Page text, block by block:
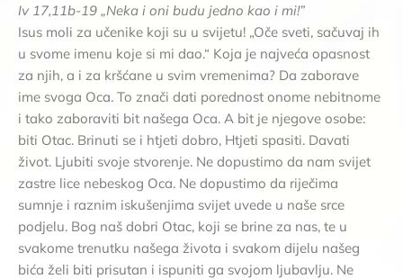
Iv 17,11b-19 „Neka i oni budu jedno kao i mi!”
Isus moli za učenike koji su u svijetu! „Oče sveti, sačuvaj ih
u svome imenu koje si mi dao.“ Koja je najveća opasnost
za njih, a i za kršćane u svim vremenima? Da zaborave
ime svoga Oca. To znači dati porednost onome nebitnome
i tako zaboraviti bit našega Oca. A bit je njegove osobe:
biti Otac. Brinuti se i htjeti dobro, Htjeti spasiti. Davati
život. Ljubiti svoje stvorenje. Ne dopustimo da nam svijet
zastre lice nebeskog Oca. Ne dopustimo da riječima
sumnje i raznim iskušenjima svijet uvede u naše srce
podjelu. Bog naš dobri Otac, koji se brine za nas, te u
svakome trenutku našega života i svakom dijelu našeg
bića želi biti prisutan i ispuniti ga svojom ljubavlju. Ne